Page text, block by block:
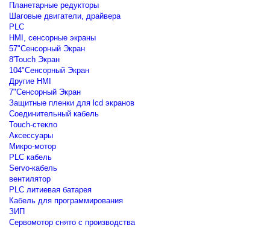
Планетарные редукторы
Шаговые двигатели, драйвера
PLC
HMI, сенсорные экраны
57"Сенсорный Экран
8'Touch Экран
104"Сенсорный Экран
Другие HMI
7"Сенсорный Экран
Защитные пленки для lcd экранов
Соединительный кабель
Touch-стекло
Аксессуары
Микро-мотор
PLC кабель
Servo-кабель
вентилятор
PLC литиевая батарея
Кабель для программирования
ЗИП
Сервомотор снято с производства